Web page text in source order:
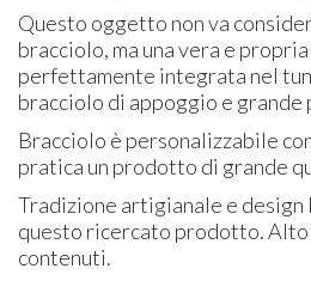
Questo oggetto non va
bracciolo, ma una vera e
perfettamente integrata nel
bracciolo di appoggio e
Bracciolo è personalizzabile
pratica un prodotto di grande
Tradizione artigianale e design
questo ricercato prodotto. Alto
contenuti.